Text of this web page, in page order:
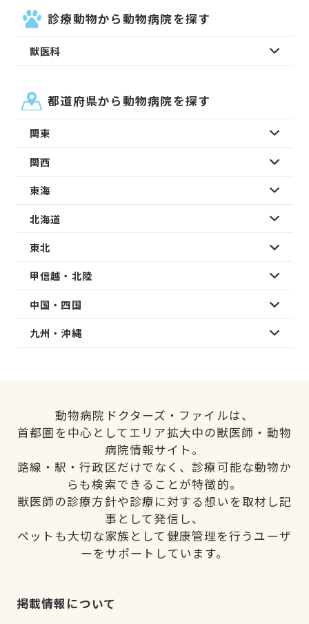
診療動物から動物病院を探す
獣医科
都道府県から動物病院を探す
関東
関西
東海
北海道
東北
甲信越・北陸
中国・四国
九州・沖縄
動物病院ドクターズ・ファイルは、
首都圏を中心としてエリア拡大中の獣医師・動物
病院情報サイト。
路線・駅・行政区だけでなく、診療可能な動物か
らも検索できることが特徴的。
獣医師の診療方針や診療に対する想いを取材し記
事として発信し、
ペットも大切な家族として健康管理を行うユーザ
ーをサポートしています。
掲載情報について